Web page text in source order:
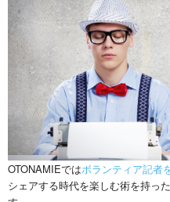
OTONAMIEではボランティア記者
シェアする時代を楽しむ術を持っ